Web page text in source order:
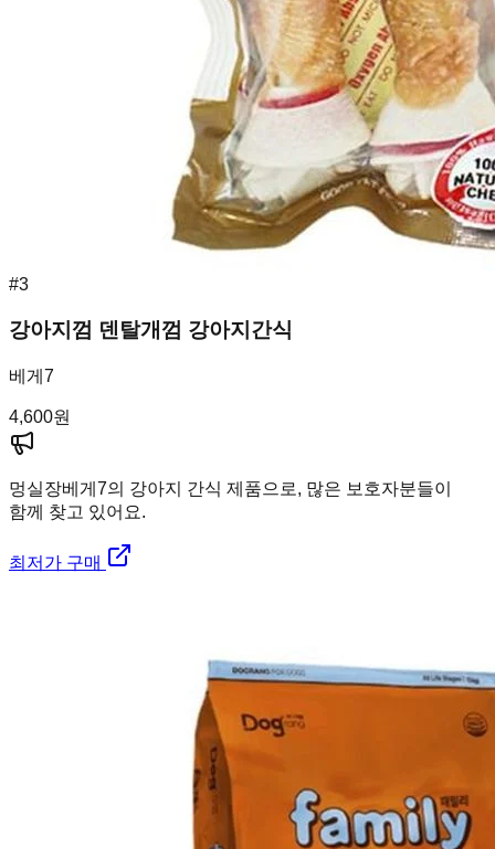
#3
강아지껌 덴탈개껌 강아지간식
베게7
4,600원
멍실장베게7의 강아지 간식 제품으로, 많은 보호자분들이
함께 찾고 있어요.
최저가 구매